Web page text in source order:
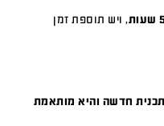
, ויש תוספת זמן
חדשה והיא מותאמת